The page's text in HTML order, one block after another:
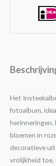
Het
fotoalbum,
herinneringen.
bloemen in
decoratieve
vrolijkheid toe,